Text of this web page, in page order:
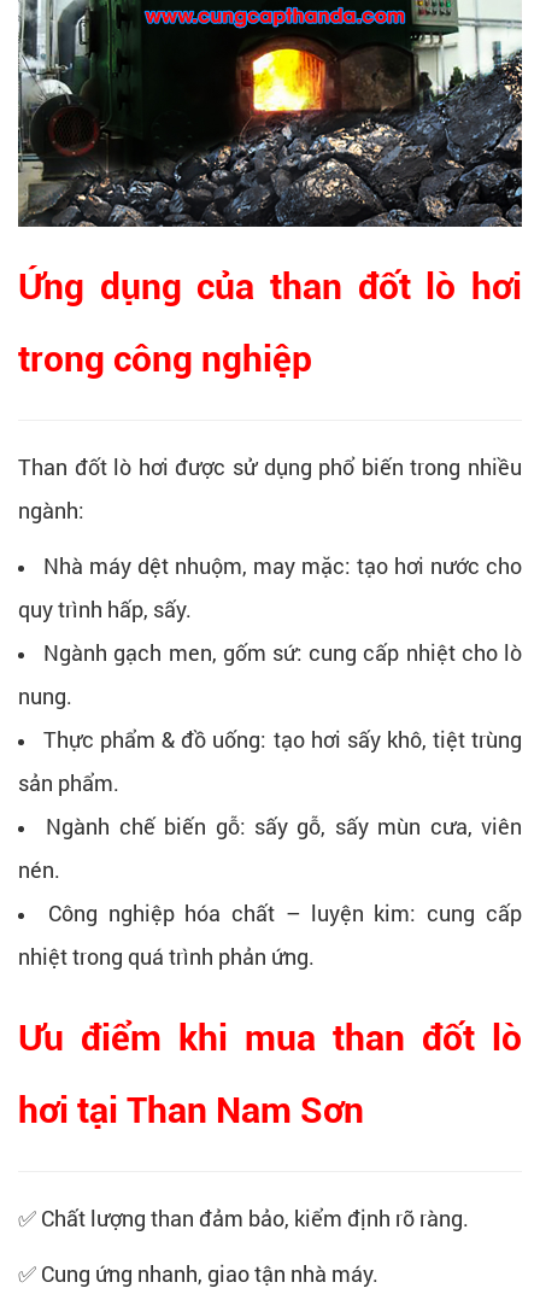
Ứng dụng của than đốt lò hơi
trong công nghiệp
Than đốt lò hơi được sử dụng phổ biến trong nhiều
ngành:
Nhà máy dệt nhuộm, may mặc: tạo hơi nước cho
quy trình hấp, sấy.
Ngành gạch men, gốm sứ: cung cấp nhiệt cho lò
nung.
Thực phẩm & đồ uống: tạo hơi sấy khô, tiệt trùng
sản phẩm.
Ngành chế biến gỗ: sấy gỗ, sấy mùn cưa, viên
nén.
Công nghiệp hóa chất – luyện kim: cung cấp
nhiệt trong quá trình phản ứng.
Ưu điểm khi mua than đốt lò
hơi tại Than Nam Sơn
✅ Chất lượng than đảm bảo, kiểm định rõ ràng.
✅ Cung ứng nhanh, giao tận nhà máy.